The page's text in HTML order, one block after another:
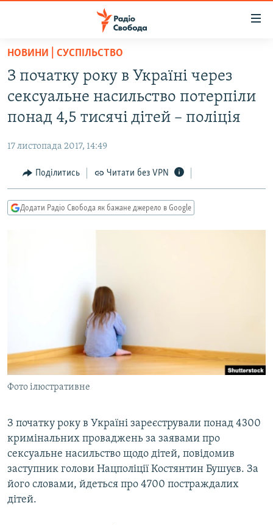
Перейти
основного
матеріалу
Перейти
до
основної
Перейти
до
пошуку
ВСЕ ЗА ДОБУ
СТАТТІ
ЕКОНОМІКА
СУСПІЛЬСТВО
РОСІЙСЬКА «ФІЛЬТРАЦІЯ»
ДОНБАС.РЕАЛІЇ
ТИ ЯК?
СПЕЦПРОЄКТИ
ПОДКАСТИ
КРИМ РЕАЛІЇ
УКР
КТАТ
ДОЛУЧАЙСЯ!
НОВИНИ | СУСПІЛЬСТВО
З початку року в Україні через
сексуальне насильство потерпіли
понад 4,5 тисячі дітей – поліція
17 листопада 2017, 14:49
Поділитись Читати без VPN
Додати Радіо Свобода як бажане джерело в Google
Фото ілюстративне
З початку року в Україні зареєстрували понад 4300
кримінальних проваджень за заявами про
сексуальне насильство щодо дітей, повідомив
заступник голови Нацполіції Костянтин Бушуєв. За
його словами, йдеться про 4700 постраждалих
дітей.